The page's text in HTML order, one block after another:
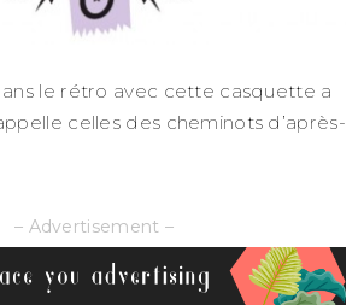
le rétro avec cette casquette a
celles des cheminots d’après-
– Advertisement –